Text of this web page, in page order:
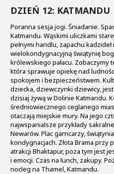
DZIEŃ 12: KATMANDU
Poranna sesja jogi. Śniadanie.
Katmandu. Wąskimi uliczkami
pełnymi handlu, zapachu
wielokondygnacyjną świątynię
królewskiego pałacu. Zobaczymy
która sprawuje opiekę nad
spokojem i bezpieczeństwem.
dziecka, dziewczynki dziewicy,
dzisiaj żywą w Dolinie Katmandu.
średniowiecznego ceglanego
otaczają miejskie mury. Na jego
najwspanialsze przykłady
Newarów. Plac garncarzy,
kondygnacjach. Złota Brama przy
atrakcji Bhaktapur, poza tym jest
i emocji. Czas na lunch, zakupy.
nocleg na Thamel, Katmandu.